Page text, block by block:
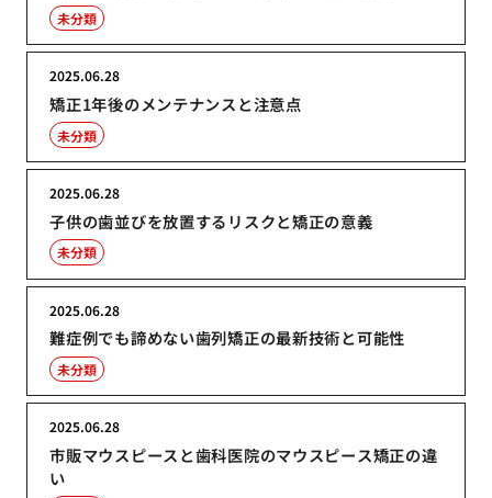
未分類
矯正1年後のメンテナンスと注意点
2025.06.28
未分類
子供の歯並びを放置するリスクと矯正の意義
2025.06.28
未分類
難症例でも諦めない歯列矯正の最新技術と可能性
2025.06.28
未分類
市販マウスピースと歯科医院のマウスピース矯正の違
い
2025.06.28